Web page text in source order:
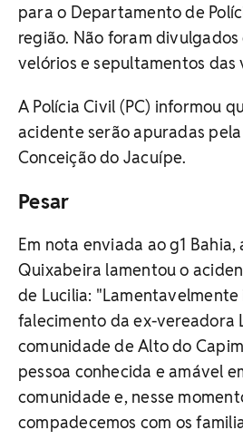
para o Departamento de
região. Não foram
velórios e sepultamentos das
A Polícia Civil (PC) informou
acidente serão apuradas
Conceição do Jacuípe.
Pesar
Em nota enviada ao g1
Quixabeira lamentou o
de Lucilia:
falecimento da ex-vereadora
comunidade de Alto do
pessoa conhecida e amável
comunidade e, nesse
compadecemos com os